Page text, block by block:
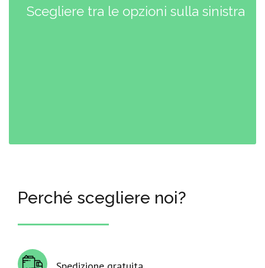
Scegliere tra le opzioni sulla sinistra
Perché scegliere noi?